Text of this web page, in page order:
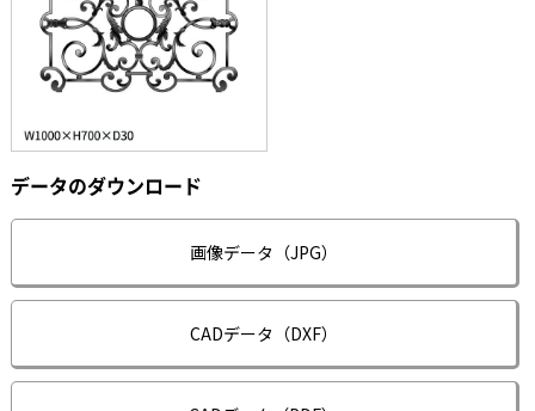
データのダウンロード
画像データ（JPG）
CADデータ（DXF）